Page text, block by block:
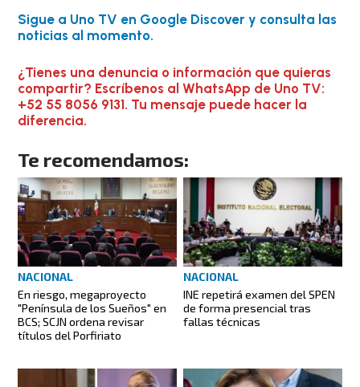
Sigue a Uno TV en Google Discover y consulta las
noticias al momento.
¿Tienes una denuncia o información que quieras
compartir? Escríbenos al WhatsApp de Uno TV:
+52 55 8056 9131. Tu mensaje puede hacer la
diferencia.
Te recomendamos:
NACIONAL
En riesgo, megaproyecto
"Península de los Sueños" en
BCS; SCJN ordena revisar
títulos del Porfiriato
NACIONAL
INE repetirá examen del SPEN
de forma presencial tras
fallas técnicas